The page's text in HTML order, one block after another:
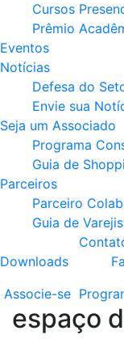
Cursos
Prêmio
Eventos
Notícias
Defesa do
Envie sua
Seja um Associado
Programa
Guia de
Parceiros
Parceiro
Guia de
Downloads
Associe-se
espaço